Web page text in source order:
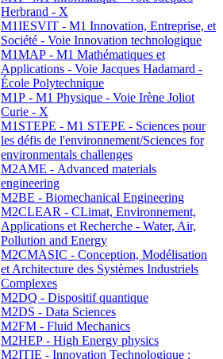
Herbrand - X
M1IESVIT - M1 Innovation, Entreprise, et
Société - Voie Innovation technologique
M1MAP - M1 Mathématiques et
Applications - Voie Jacques Hadamard -
École Polytechnique
M1P - M1 Physique - Voie Irène Joliot
Curie - X
M1STEPE - M1 STEPE - Sciences pour
les défis de l'environnement/Sciences for
environmentals challenges
M2AME - Advanced materials
engineering
M2BE - Biomechanical Engineering
M2CLEAR - CLimat, Environnement,
Applications et Recherche - Water, Air,
Pollution and Energy
M2CMASIC - Conception, Modélisation
et Architecture des Systèmes Industriels
Complexes
M2DQ - Dispositif quantique
M2DS - Data Sciences
M2FM - Fluid Mechanics
M2HEP - High Energy physics
M2ITIE - Innovation Technologique :